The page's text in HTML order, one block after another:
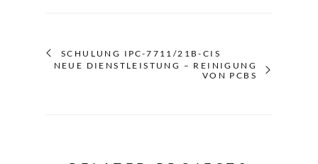
SCHULUNG IPC-7711/21B-CIS
NEUE DIENSTLEISTUNG – REINIGUNG
VON PCBS